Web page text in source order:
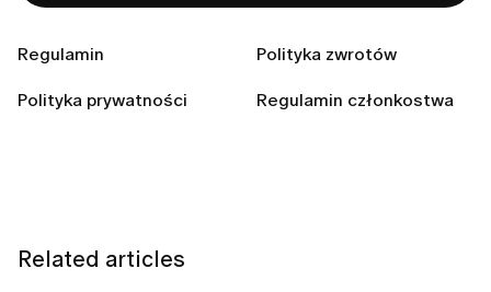
Regulamin Polityka zwrotów
Polityka prywatności Regulamin członkostwa
imię] > Subskrypcje.
Wybierz subskrypcję, którą chcesz anulować.
StuknijAnuluj subskrypcjęlubAnuluj wszystkie
Related articles